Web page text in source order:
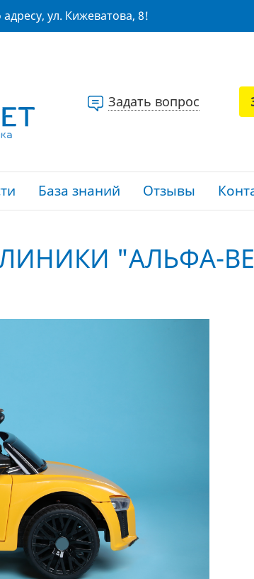
ул. Кижеватова, 8!
Задать вопрос
База знаний Отзывы
"АЛЬФА-